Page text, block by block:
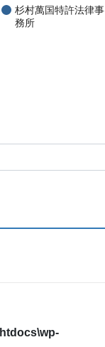
杉村萬国特許法律事
務所